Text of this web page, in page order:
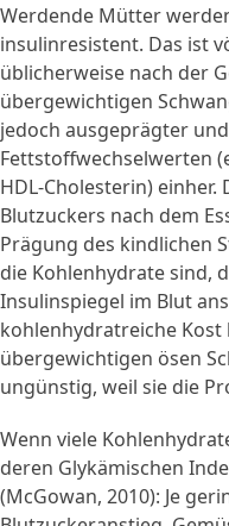
Werdende Mütter
insulinresistent. Das ist
üblicherweise nach der
übergewichtigen
jedoch ausgeprägter
Fettstoffwechselwerten
HDL-Cholesterin) einher.
Blutzuckers nach dem
Prägung des kindlichen
die Kohlenhydrate sind,
Insulinspiegel im Blut
kohlenhydratreiche
übergewichtigen ösen
ungünstig, weil sie die
Wenn viele
deren Glykämischen
(McGowan, 2010): Je